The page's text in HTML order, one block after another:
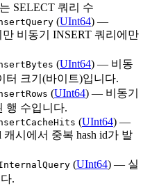
SELECT 쿼리 수
(UInt64) —
만 비동기 INSERT 쿼리에만
(UInt64) — 비동
터 크기(바이트)입니다.
(UInt64) — 비동기
행 수입니다.
(UInt64) —
캐시에서 중복 hash id가 발
(UInt64) — 실
.